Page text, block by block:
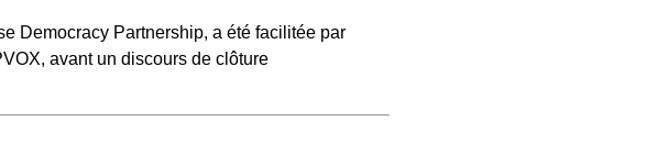
Democracy Partnership, a été facilitée par
avant un discours de clôture